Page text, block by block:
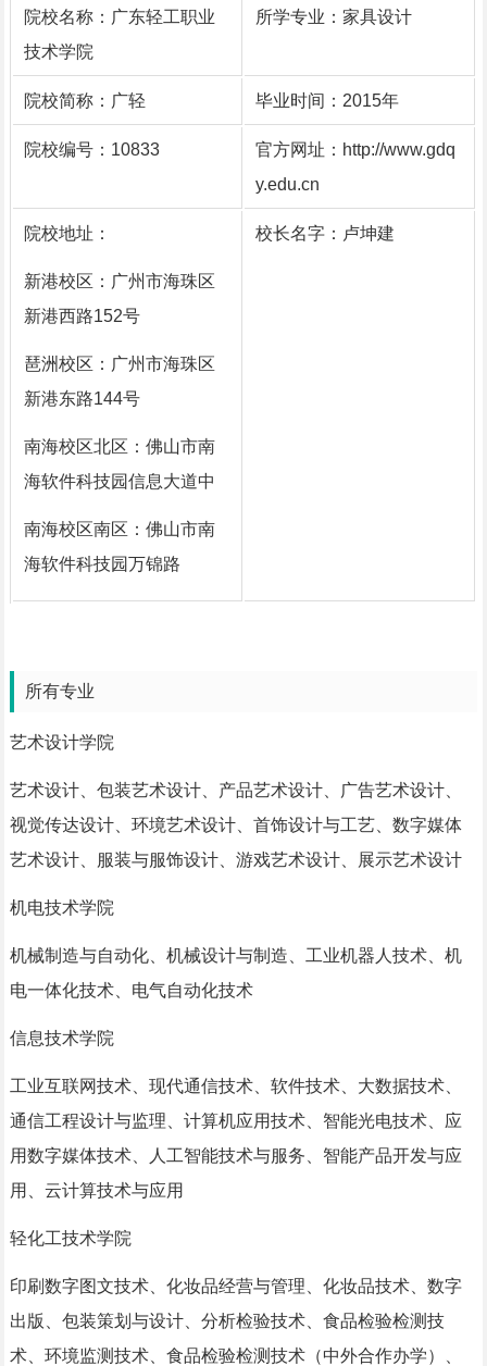
院校名称：广东轻工职业
技术学院
所学专业：家具设计
院校简称：广轻 毕业时间：2015年
院校编号：10833
官方网址：http://www.gdq
y.edu.cn
院校地址：
新港校区：广州市海珠区
新港西路152号
琶洲校区：广州市海珠区
新港东路144号
南海校区北区：佛山市南
海软件科技园信息大道中
南海校区南区：佛山市南
海软件科技园万锦路
校长名字：卢坤建
所有专业
艺术设计学院
艺术设计、包装艺术设计、产品艺术设计、广告艺术设计、
视觉传达设计、环境艺术设计、首饰设计与工艺、数字媒体
艺术设计、服装与服饰设计、游戏艺术设计、展示艺术设计
机电技术学院
机械制造与自动化、机械设计与制造、工业机器人技术、机
电一体化技术、电气自动化技术
信息技术学院
工业互联网技术、现代通信技术、软件技术、大数据技术、
通信工程设计与监理、计算机应用技术、智能光电技术、应
用数字媒体技术、人工智能技术与服务、智能产品开发与应
用、云计算技术与应用
轻化工技术学院
印刷数字图文技术、化妆品经营与管理、化妆品技术、数字
出版、包装策划与设计、分析检验技术、食品检验检测技
术、环境监测技术、食品检验检测技术（中外合作办学）、